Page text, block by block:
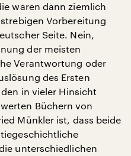
waren dann ziemlich
Vorbereitung
Seite. Nein,
der meisten
Verantwortung oder
des Ersten
in vieler Hinsicht
Büchern von
Münkler ist, dass beide
unterschiedlichen